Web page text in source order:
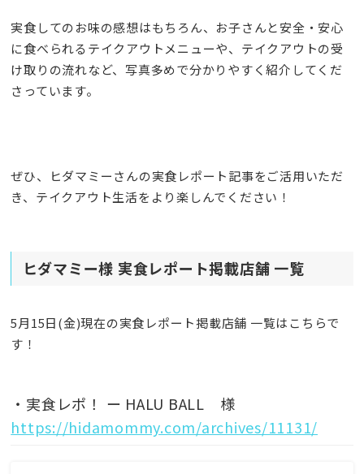
実食してのお味の感想はもちろん、お子さんと安全・安心
に食べられるテイクアウトメニューや、テイクアウトの受
け取りの流れなど、写真多めで分かりやすく紹介してくだ
さっています。
ぜひ、ヒダマミーさんの実食レポート記事をご活用いただ
き、テイクアウト生活をより楽しんでください！
ヒダマミー様 実食レポート掲載店舗 一覧
5月15日(金)現在の実食レポート掲載店舗 一覧はこちらで
す！
・実食レポ！ ー HALU BALL 様
https://hidamommy.com/archives/11131/